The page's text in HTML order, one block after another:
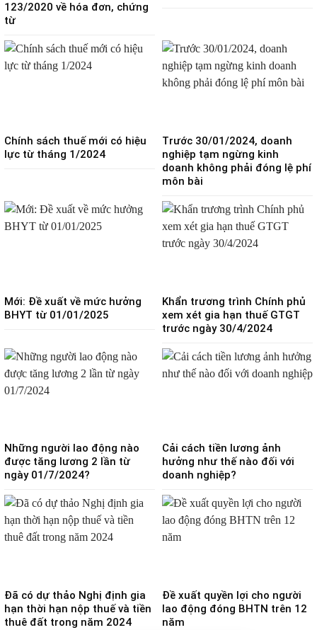
123/2020 về hóa đơn, chứng
từ
Chính sách thuế mới có hiệu
lực từ tháng 1/2024
Trước 30/01/2024, doanh
nghiệp tạm ngừng kinh
doanh không phải đóng lệ phí
môn bài
Mới: Đề xuất về mức hưởng
BHYT từ 01/01/2025
Khẩn trương trình Chính phủ
xem xét gia hạn thuế GTGT
trước ngày 30/4/2024
Những người lao động nào
được tăng lương 2 lần từ
ngày 01/7/2024?
Cải cách tiền lương ảnh
hưởng như thế nào đối với
doanh nghiệp?
Đã có dự thảo Nghị định gia
hạn thời hạn nộp thuế và tiền
thuê đất trong năm 2024
Đề xuất quyền lợi cho người
lao động đóng BHTN trên 12
năm